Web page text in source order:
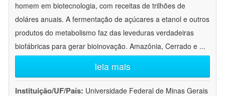
homem em biotecnologia, com receitas de trilhões de
doláres anuais. A fermentação de açúcares a etanol e outros
produtos do metabolismo faz das leveduras verdadeiras
biofábricas para gerar bioinovação. Amazônia, Cerrado e ...
leia mais
Instituição/UF/País: Universidade Federal de Minas Gerais